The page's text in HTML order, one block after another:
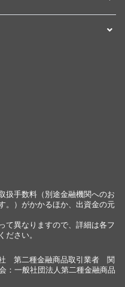
扱手数料（別途金融機関へのお
。）がかかるほか、出資金の元
て異なりますので、詳細は各フ
ださい。
社 第二種金融商品取引業者 関
：一般社団法人第二種金融商品